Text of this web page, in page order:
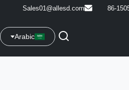
Sales01@allesd.com
Arabic